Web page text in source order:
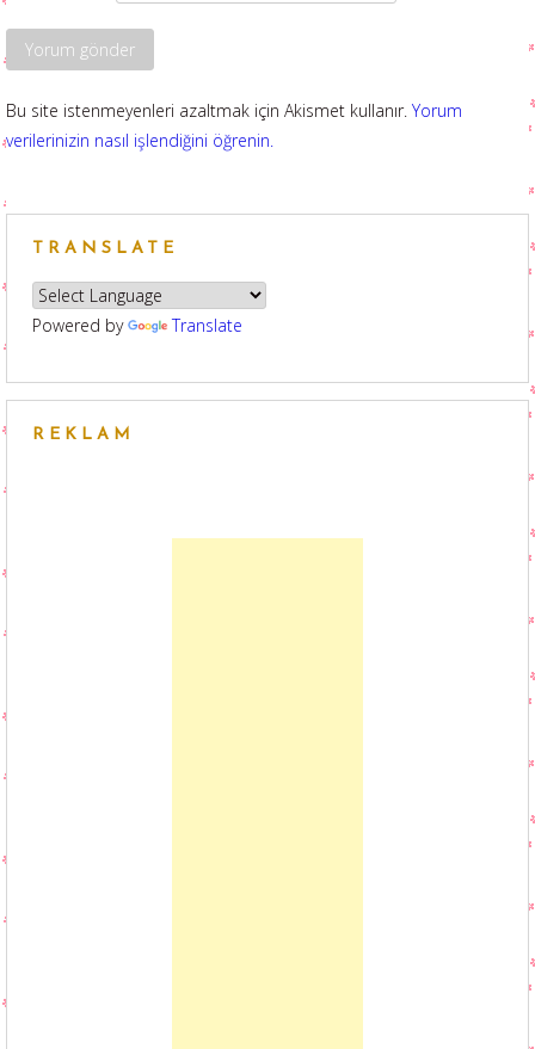
Bu site istenmeyenleri azaltmak için Akismet kullanır. Yorum
verilerinizin nasıl işlendiğini öğrenin.
TRANSLATE
Powered by Translate
REKLAM